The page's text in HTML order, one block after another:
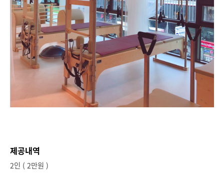
제공내역
2인 ( 2만원 )